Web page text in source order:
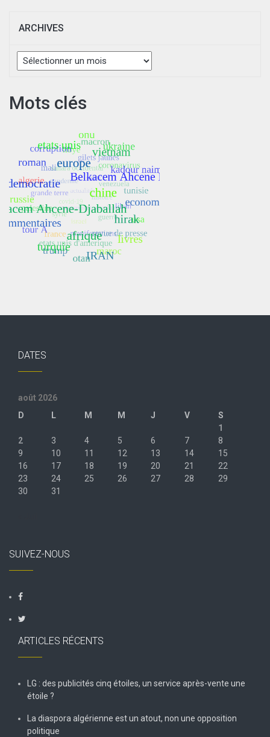
ARCHIVES
Archives
Mots clés
DATES
août 2026
D
L M M J V
S
1
2
3 4 5 6 7
8
9
10 11 12 13 14
15
16
17 18 19 20 21
22
23
24 25 26 27 28
29
30
31
SUIVEZ-NOUS
ARTICLES RÉCENTS
LG : des publicités cinq étoiles, un service après-vente une
étoile ?
La diaspora algérienne est un atout, non une opposition
politique